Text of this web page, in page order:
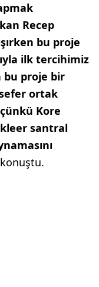
Recep
bu proje
ilk tercihimiz
bu proje bir
ortak
Kore
santral